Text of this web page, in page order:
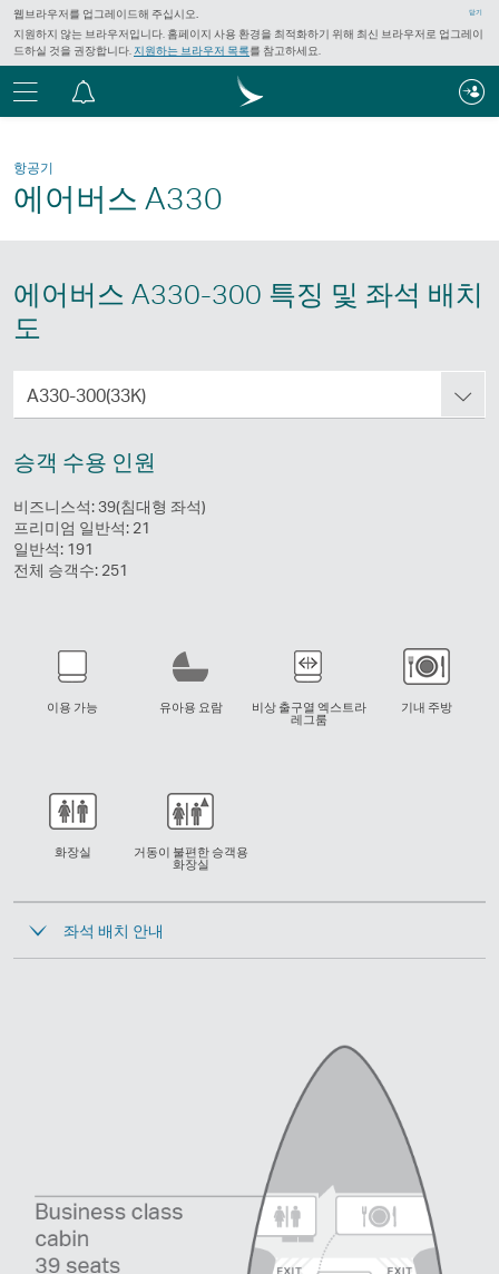
닫기
웹브라우저를 업그레이드해 주십시오.
지원하지 않는 브라우저입니다. 홈페이지 사용 환경을 최적화하기 위해 최신 브라우저로 업그레이
드하실 것을 권장합니다. 지원하는 브라우저 목록를 참고하세요.
항공기
에어버스 A330
에어버스 A330-300 특징 및 좌석 배치
도
어
스
300
구
성
A330-300(33K)
승객 수용 인원
비즈니스석: 39(침대형 좌석)
프리미엄 일반석: 21
일반석: 191
전체 승객수: 251
이용 가능 유아용 요람 비상 출구열 엑스트라
레그룸
기내 주방
화장실 거동이 불편한 승객용
화장실
좌석 배치 안내